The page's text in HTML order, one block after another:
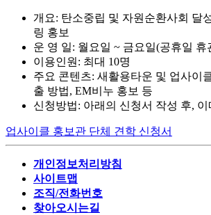
개요: 탄소중립 및 자원순환사회 달
링 홍보
운 영 일: 월요일 ~ 금요일(공휴일 휴
이용인원: 최대 10명
주요 콘텐츠: 새활용타운 및 업사이
출 방법, EM비누 홍보 등
신청방법: 아래의 신청서 작성 후, 이
업사이클 홍보관 단체 견학 신청서
개인정보처리방침
사이트맵
조직/전화번호
찾아오시는길